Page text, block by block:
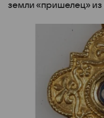
земли «пришелец» из